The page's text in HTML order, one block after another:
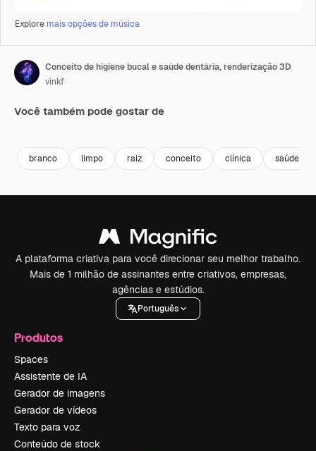
Explore mais opções de música
Conceito de higiene bucal e saúde dentária, renderização 3D
vinkf
Você também pode gostar de
branco limpo raiz conceito clínica saúde
A plataforma criativa para você direcionar seu melhor trabalho.
Mais de 1 milhão de assinantes entre criativos, empresas,
agências e estúdios.
Português
Produtos
Spaces
Assistente de IA
Gerador de imagens
Gerador de vídeos
Texto para voz
Conteúdo de stock